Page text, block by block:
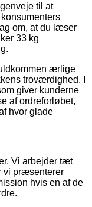
til at
om, at du læser
33 kg
ærlige
troværdighed. I
giver kunderne
af ordreforløbet,
hvor glade
Vi arbejder tæt
vi præsenterer
hvis en af de